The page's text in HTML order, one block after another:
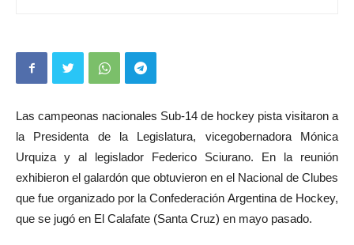
Las campeonas nacionales Sub-14 de hockey pista visitaron a
la Presidenta de la Legislatura, vicegobernadora Mónica
Urquiza y al legislador Federico Sciurano. En la reunión
exhibieron el galardón que obtuvieron en el Nacional de Clubes
que fue organizado por la Confederación Argentina de Hockey,
que se jugó en El Calafate (Santa Cruz) en mayo pasado.